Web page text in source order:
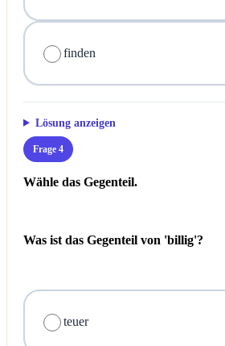
finden
Lösung anzeigen
Frage 4
Wähle das Gegenteil.
Was ist das Gegenteil von 'billig'?
teuer